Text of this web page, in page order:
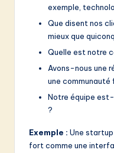
exemple,
Que disent nos
mieux que
Quelle est notre
Avons-nous une
une communauté
Notre équipe
?
Exemple : Une
fort comme une